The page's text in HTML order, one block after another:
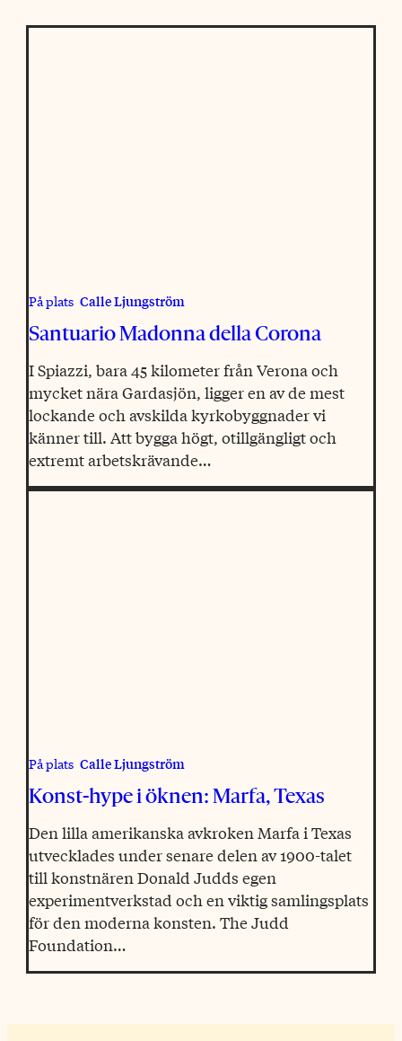
På plats Calle Ljungström
Santuario ­Madonna della Corona
I Spiazzi, bara 45 kilometer från Verona och
mycket nära Gardasjön, ligger en av de mest
lockande och avskilda kyrkobyggnader vi
känner till. Att bygga högt, otillgängligt och
extremt arbetskrävande…
På plats Calle Ljungström
Konst-hype i öknen: Marfa, Texas
Den lilla amerikanska avkroken Marfa i Texas
utvecklades under senare delen av 1900-talet
till konstnären Donald Judds egen
experimentverkstad och en viktig samlingsplats
för den moderna konsten. The Judd
Foundation…